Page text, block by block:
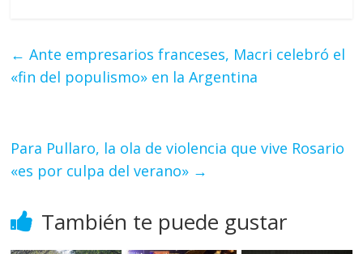
← Ante empresarios franceses, Macri celebró el
«fin del populismo» en la Argentina
Para Pullaro, la ola de violencia que vive Rosario
«es por culpa del verano» →
También te puede gustar